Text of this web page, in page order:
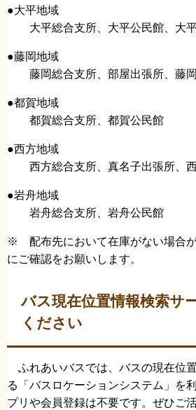
●大平地域
大平総合支所、大平公民館、大
●藤岡地域
藤岡総合支所、部屋出張所、藤岡
●都賀地域
都賀総合支所、都賀公民館
●西方地域
西方総合支所、真名子出張所、
●岩舟地域
岩舟総合支所、岩舟公民館
※ 配布先において在庫がない場合
にご確認をお願いします。
バス現在位置情報検索サ
ください
ふれあいバスでは、バスの現在位
る「バスロケーションシステム」を
プリや会員登録は不要です。ぜひご